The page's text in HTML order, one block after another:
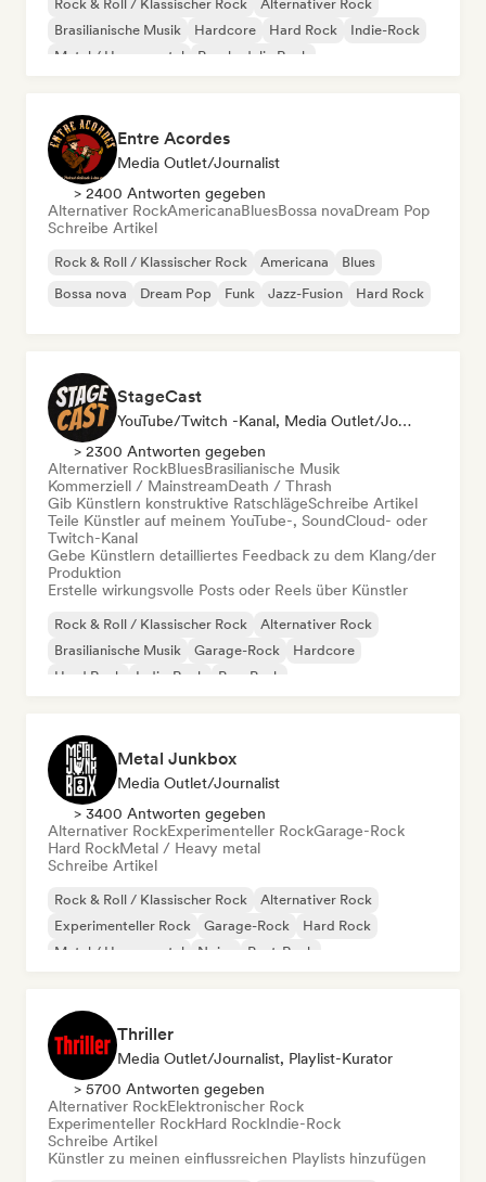
Rock & Roll / Klassischer Rock
Alternativer Rock
Brasilianische Musik
Hardcore Hard Rock
Indie-Rock
Metal / Heavy metal
Psychedelic Rock
Entre Acordes
Media Outlet/Journalist
> 2400 Antworten gegeben
Alternativer RockAmericanaBluesBossa novaDream Pop
Schreibe Artikel
Rock & Roll / Klassischer Rock Americana
Blues
Bossa nova
Dream Pop Funk Jazz-Fusion Hard Rock
StageCast
YouTube/Twitch -Kanal, Media Outlet/Journalist, Mentorin, Social Media Influencer, Sound Experte
> 2300 Antworten gegeben
Alternativer RockBluesBrasilianische Musik
Kommerziell / MainstreamDeath / Thrash
Gib Künstlern konstruktive RatschlägeSchreibe Artikel
Teile Künstler auf meinem YouTube-, SoundCloud- oder
Twitch-Kanal
Gebe Künstlern detailliertes Feedback zu dem Klang/der
Produktion
Erstelle wirkungsvolle Posts oder Reels über Künstler
Rock & Roll / Klassischer Rock
Alternativer Rock
Brasilianische Musik
Garage-Rock
Hardcore
Hard Rock
Indie-Rock Pop-Punk
Metal Junkbox
Media Outlet/Journalist
> 3400 Antworten gegeben
Alternativer RockExperimenteller RockGarage-Rock
Hard RockMetal / Heavy metal
Schreibe Artikel
Rock & Roll / Klassischer Rock
Alternativer Rock
Experimenteller Rock
Garage-Rock
Hard Rock
Metal / Heavy metal
Noise Post-Rock
Thriller
Media Outlet/Journalist, Playlist-Kurator
> 5700 Antworten gegeben
Alternativer RockElektronischer Rock
Experimenteller RockHard RockIndie-Rock
Schreibe Artikel
Künstler zu meinen einflussreichen Playlists hinzufügen